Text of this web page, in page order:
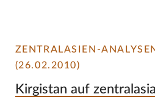
ZENTRALASIEN-
(26.02.2010)
Kirgistan auf